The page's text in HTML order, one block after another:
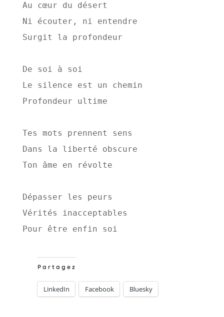
Au cœur du désert
Ni écouter, ni entendre
Surgit la profondeur
De soi à soi
Le silence est un chemin
Profondeur ultime
Tes mots prennent sens
Dans la liberté obscure
Ton âme en révolte
Dépasser les peurs
Vérités inacceptables
Pour être enfin soi
Partagez
LinkedIn Facebook Bluesky